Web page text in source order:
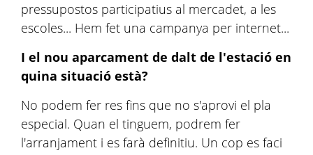
pressupostos participatius al mercadet, a les
escoles... Hem fet una campanya per internet...
I el nou aparcament de dalt de l'estació en
quina situació està?
No podem fer res fins que no s'aprovi el pla
especial. Quan el tinguem, podrem fer
l'arranjament i es farà definitiu. Un cop es faci